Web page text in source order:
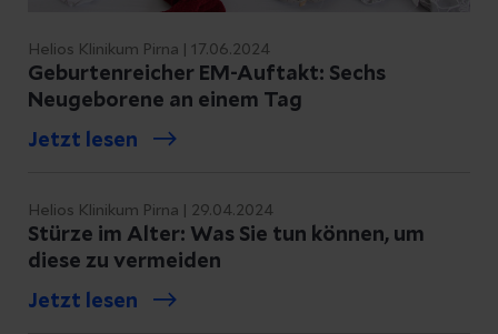
Helios Klinikum Pirna | 17.06.2024
Geburtenreicher EM-Auftakt: Sechs
Neugeborene an einem Tag
Jetzt lesen
Helios Klinikum Pirna | 29.04.2024
Stürze im Alter: Was Sie tun können, um
diese zu vermeiden
Jetzt lesen